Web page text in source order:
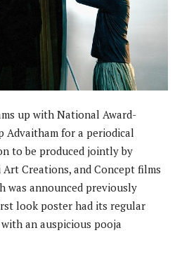
up with National Award-
Advaitham for a periodical
to be produced jointly by
Art Creations, and Concept films
was announced previously
look poster had its regular
an auspicious pooja